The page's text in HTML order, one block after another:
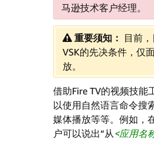
马逊技术客户经理。
重要须知： 目前
VSK的先决条件，仅
放。
借助Fire TV的视频技能
以使用自然语言命令搜
媒体播放等等。例如，
户可以说出“从 应用名